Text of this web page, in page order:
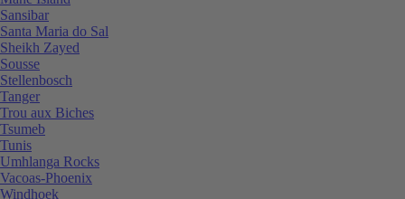
Sansibar
Santa Maria do Sal
Sheikh Zayed
Sousse
Stellenbosch
Tanger
Trou aux Biches
Tsumeb
Tunis
Umhlanga Rocks
Vacoas-Phoenix
Windhoek